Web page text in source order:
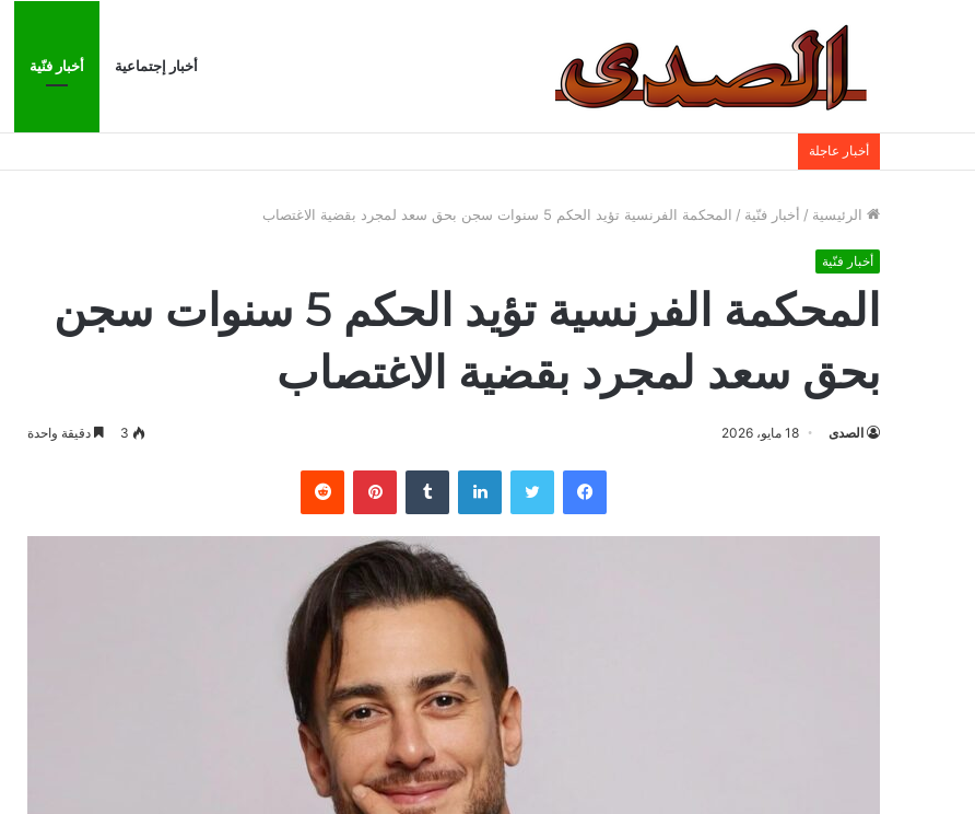
أخبار إجتماعية أخبار فنّية
أخبار عاجلة
الرئيسية / أخبار فنّية / المحكمة الفرنسية تؤيد الحكم 5 سنوات سجن بحق سعد لمجرد بقضية الاغتصاب
أخبار فنّية
المحكمة الفرنسية تؤيد الحكم 5 سنوات سجن
بحق سعد لمجرد بقضية الاغتصاب
الصدى 18 مايو، 2026 3 دقيقة واحدة
فيسبوك تويتر لينكدإن بينتيريست